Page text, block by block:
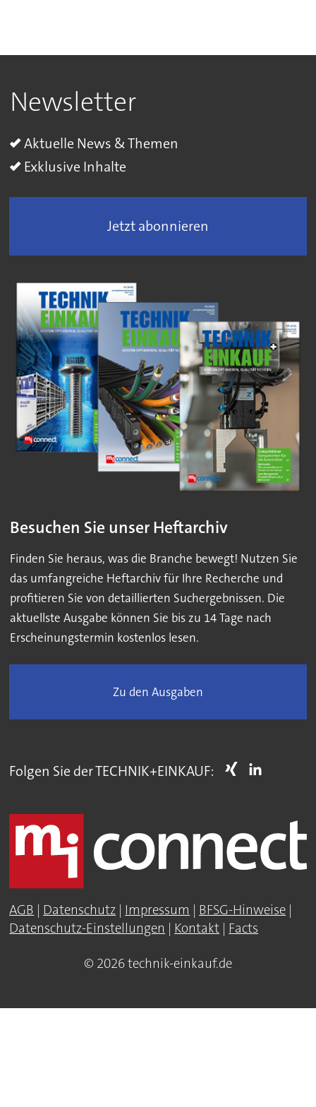
Newsletter
Aktuelle News & Themen
Exklusive Inhalte
Jetzt abonnieren
Besuchen Sie unser Heftarchiv
Finden Sie heraus, was die Branche bewegt! Nutzen Sie
das umfangreiche Heftarchiv für Ihre Recherche und
profitieren Sie von detaillierten Suchergebnissen. Die
aktuellste Ausgabe können Sie bis zu 14 Tage nach
Erscheinungstermin kostenlos lesen.
Zu den Ausgaben
Folgen Sie der TECHNIK+EINKAUF:
AGB | Datenschutz | Impressum | BFSG-Hinweise |
Datenschutz-Einstellungen | Kontakt | Facts
© 2026 technik-einkauf.de